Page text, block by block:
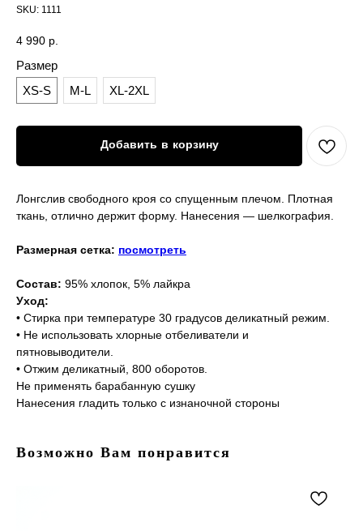
SKU: 1111
4 990 р.
Размер
XS-S
M-L XL-2XL
Добавить в корзину
Лонгслив свободного кроя со спущенным плечом. Плотная
ткань, отлично держит форму. Нанесения — шелкография.
Размерная сетка: посмотреть
Состав: 95% хлопок, 5% лайкра
Уход:
• Стирка при температуре 30 градусов деликатный режим.
• Не использовать хлорные отбеливатели и
пятновыводители.
• Отжим деликатный, 800 оборотов.
Не применять барабанную сушку
Нанесения гладить только с изнаночной стороны
Возможно Вам понравится